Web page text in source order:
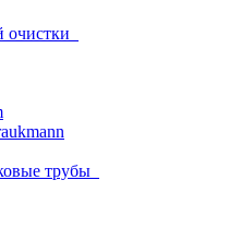
очистки
трубы